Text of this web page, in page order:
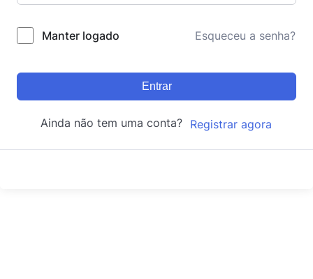
Manter logado Esqueceu a senha?
Entrar
Ainda não tem uma conta? Registrar agora